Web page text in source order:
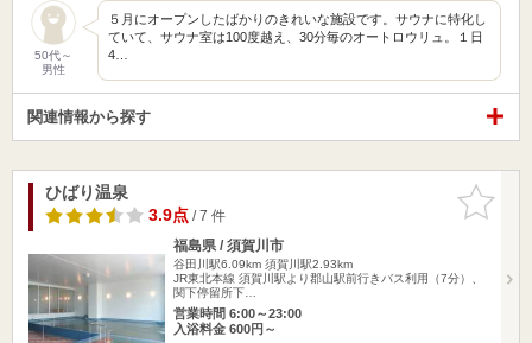
50代～
男性
５月にオープンしたばかりのきれいな施設です。サウナに特化し
ていて、サウナ室は100度越え、30分毎のオートロウリュ。１日
4…
関連情報から探す
お気に入
りに追加
ひばり温泉
3.9点/ 7 件
福島県 / 須賀川市
谷田川駅6.09km 須賀川駅2.93km
JR東北本線 須賀川駅より郡山駅前行きバス利用（7分）、
関下停留所下…
営業時間 6:00～23:00
入浴料金 600円～